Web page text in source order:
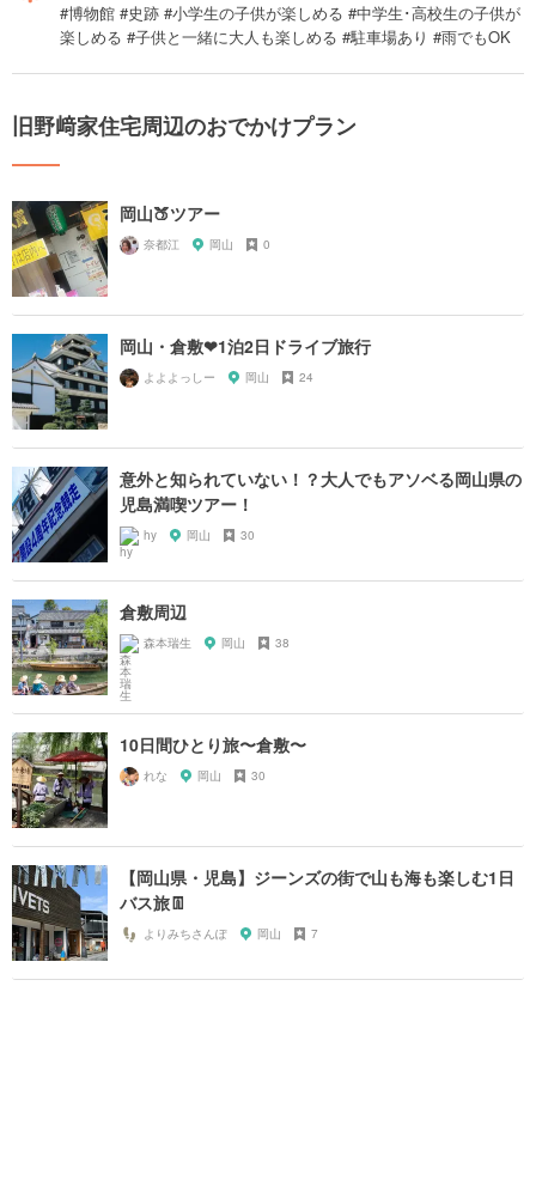
#博物館 #史跡 #小学生の子供が楽しめる #中学生･高校生の子供が
楽しめる #子供と一緒に大人も楽しめる #駐車場あり #雨でもOK
旧野﨑家住宅周辺のおでかけプラン
岡山🍑ツアー
奈都江 岡山 0
岡山・倉敷❤︎1泊2日ドライブ旅行
よよよっしー 岡山 24
意外と知られていない！？大人でもアソベる岡山県の
児島満喫ツアー！
hy 岡山 30
倉敷周辺
森本瑞生 岡山 38
10日間ひとり旅〜倉敷〜
れな 岡山 30
【岡山県・児島】ジーンズの街で山も海も楽しむ1日
バス旅👖
よりみちさんぽ 岡山 7